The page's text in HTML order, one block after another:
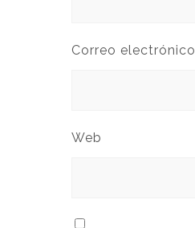
Correo electrónico
Web